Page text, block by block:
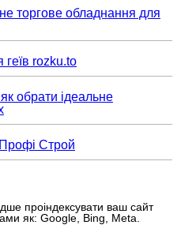
торгове обладнання для
rozku.to
обрати ідеальне
Строй
проіндексувати ваш сайт
як: Google, Bing, Meta.